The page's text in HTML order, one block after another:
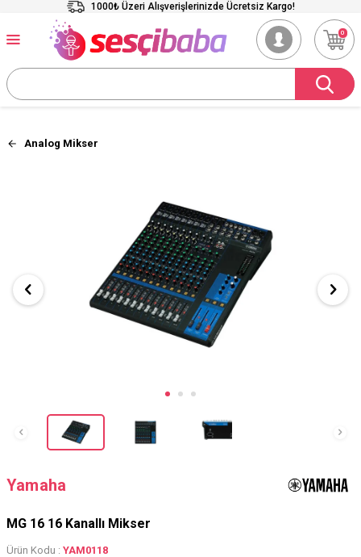
1000₺ Üzeri Alışverişlerinizde Ücretsiz Kargo!
0
Analog Mikser
Yamaha
MG 16 16 Kanallı Mikser
Ürün Kodu : YAM0118